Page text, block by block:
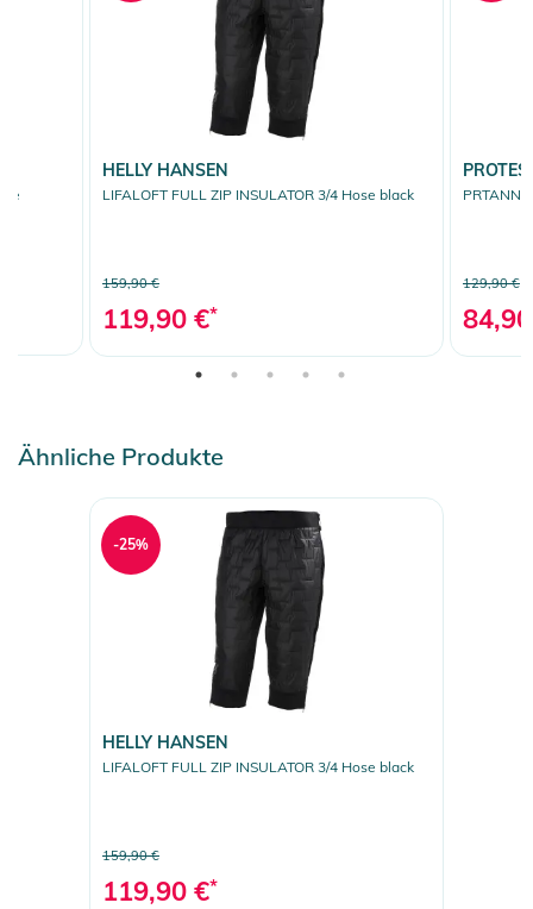
HELLY HANSEN
LIFALOFT FULL ZIP INSULATOR 3/4 Hose black
159,90 €
119,90 €*
129,90 €
Ähnliche Produkte
HELLY HANSEN
LIFALOFT FULL ZIP INSULATOR 3/4 Hose black
159,90 €
119,90 €*
-25%